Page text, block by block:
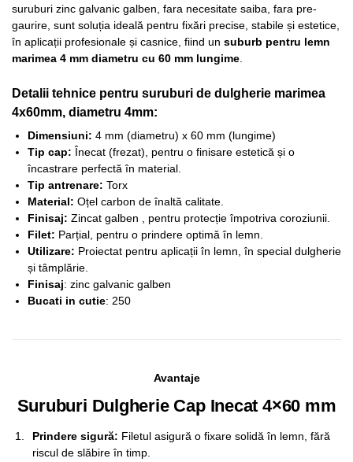
suruburi zinc galvanic galben, fara necesitate saiba, fara pre-
gaurire, sunt soluția ideală pentru fixări precise, stabile și estetice,
în aplicații profesionale și casnice, fiind un suburb pentru lemn
marimea 4 mm diametru cu 60 mm lungime
Detalii tehnice pentru suruburi de dulgherie marimea
4x60mm, diametru 4mm:
Dimensiuni: 4 mm (diametru) x 60 mm (lungime)
Tip cap: Înecat (frezat), pentru o finisare estetică și o
încastrare perfectă în material.
Tip antrenare: Torx
Material: Oțel carbon de înaltă calitate.
Finisaj: Zincat galben , pentru protecție împotriva coroziunii.
Filet: Parțial, pentru o prindere optimă în lemn.
Utilizare: Proiectat pentru aplicații în lemn, în special dulgherie
și tâmplărie.
Finisaj: zinc galvanic galben
Bucati in cutie: 250
Avantaje
Suruburi Dulgherie Cap Inecat 4×60 mm
Prindere sigură: Filetul asigură o fixare solidă în lemn, fără
riscul de slăbire în timp.